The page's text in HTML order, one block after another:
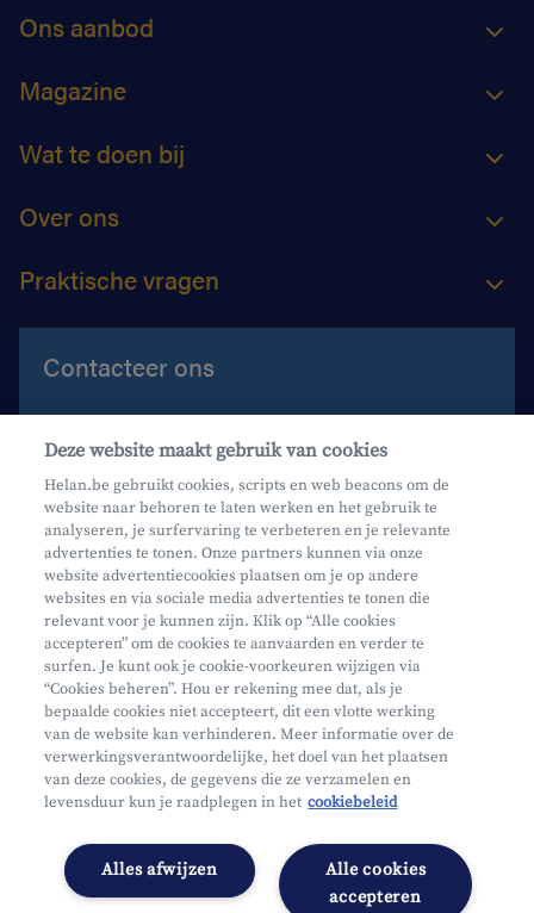
Ons aanbod
Magazine
Wat te doen bij
Over ons
Praktische vragen
Contacteer ons
Contacteer ons
Maak een afspraak
Waar vind je ons?
Mifid
Privacy
Juridische info
Onderworpen aan de controle van CDZ
Toegankelijkheidsverklaring
Cookies beheren
Deze website maakt gebruik van cookies
Helan.be gebruikt cookies, scripts en web beacons om de
website naar behoren te laten werken en het gebruik te
analyseren, je surfervaring te verbeteren en je relevante
advertenties te tonen. Onze partners kunnen via onze
website advertentiecookies plaatsen om je op andere
websites en via sociale media advertenties te tonen die
relevant voor je kunnen zijn. Klik op “Alle cookies
accepteren” om de cookies te aanvaarden en verder te
surfen. Je kunt ook je cookie-voorkeuren wijzigen via
“Cookies beheren”. Hou er rekening mee dat, als je
bepaalde cookies niet accepteert, dit een vlotte werking
van de website kan verhinderen. Meer informatie over de
verwerkingsverantwoordelijke, het doel van het plaatsen
van deze cookies, de gegevens die ze verzamelen en
levensduur kun je raadplegen in het cookiebeleid
Alle cookies
accepteren
Alles afwijzen